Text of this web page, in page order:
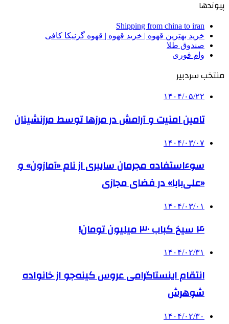
پیوندها
Shipping from china to iran
خرید بهترین قهوه | خرید قهوه | قهوه گرنیکا کافی
صندوق طلا
وام فوری
منتخب سردبیر
۱۴۰۴/۰۵/۲۲
تامین امنیت و آرامش در مرزها توسط مرزنشینان
۱۴۰۴/۰۳/۰۷
سوءاستفاده مجرمان سایبری از نام «آمازون» و
«علی‌بابا» در فضای مجازی
۱۴۰۴/۰۳/۰۱
۴ سیخ کباب ۳۰ میلیون تومان!
۱۴۰۴/۰۲/۳۱
انتقام اینستاگرامی عروس کینه‌جو از خانواده
شوهرش
۱۴۰۴/۰۲/۳۰